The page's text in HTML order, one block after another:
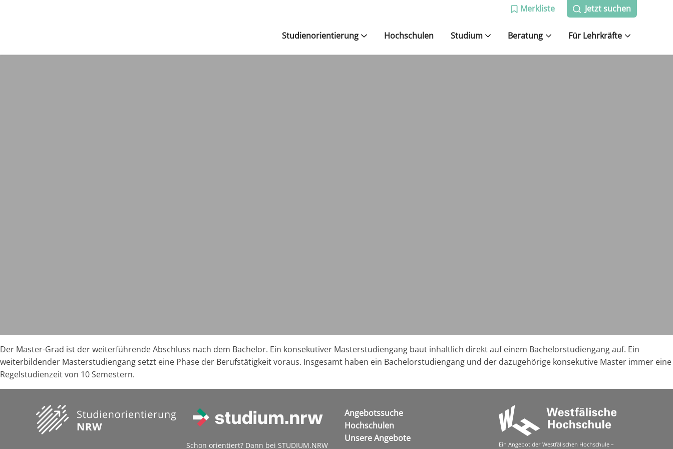
Merkliste Jetzt suchen
Studienorientierung Hochschulen Studium Beratung Für Lehrkräfte
Der Master-Grad ist der weiterführende Abschluss nach dem Bachelor. Ein konsekutiver Masterstudiengang baut inhaltlich direkt auf einem Bachelorstudiengang auf. Ein
weiterbildender Masterstudiengang setzt eine Phase der Berufstätigkeit voraus. Insgesamt haben ein Bachelorstudiengang und der dazugehörige konsekutive Master immer eine
Regelstudienzeit von 10 Semestern.
Schon orientiert? Dann bei STUDIUM.NRW
Angebotssuche
Hochschulen
Unsere Angebote
Ein Angebot der Westfälischen Hochschule –